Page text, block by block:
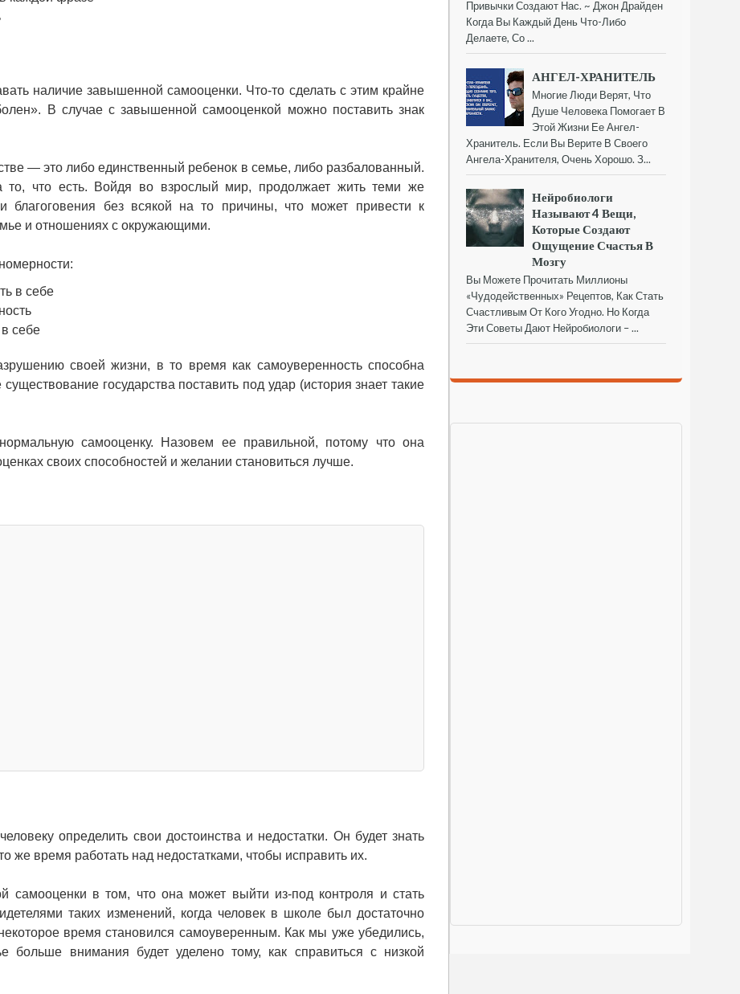
наличие завышенной самооценки. Что-то сделать с этим крайне
В случае с завышенной самооценкой можно поставить знак
— это либо единственный ребенок в семье, либо разбалованный.
то, что есть. Войдя во взрослый мир, продолжает жить теми же
без всякой на то причины, что может привести к
и отношениях с окружающими.
в себе
себе
своей жизни, в то время как самоуверенность способна
государства поставить под удар (история знает такие
самооценку. Назовем ее правильной, потому что она
своих способностей и желании становиться лучше.
определить свои достоинства и недостатки. Он будет знать
же время работать над недостатками, чтобы исправить их.
самооценки в том, что она может выйти из-под контроля и стать
таких изменений, когда человек в школе был достаточно
время становился самоуверенным. Как мы уже убедились,
больше внимания будет уделено тому, как справиться с низкой
Привычки Создают Нас. ~ Джон Драйден
Когда Вы Каждый День Что-Либо
Делаете, Со ...
АНГЕЛ-ХРАНИТЕЛЬ
Многие Люди Верят, Что
Душе Человека Помогает В
Этой Жизни Ее Ангел-
Хранитель. Если Вы Верите В Своего
Ангела-Хранителя, Очень Хорошо. З...
Нейробиологи
Называют 4 Вещи,
Которые Создают
Ощущение Счастья В
Мозгу
Вы Можете Прочитать Миллионы
«чудодейственных» Рецептов, Как Стать
Счастливым От Кого Угодно. Но Когда
Эти Советы Дают Нейробиологи – ...